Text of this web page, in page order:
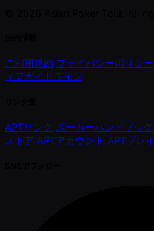
ご利用規約 プライバシーポリシー
ィアガイドライン
APTリンク ポーカーハンドブック
ストア APTアカウント APTプレイ